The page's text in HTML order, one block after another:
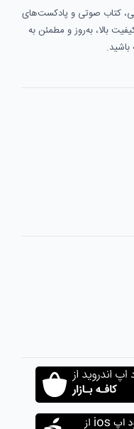
کتاب صوتی و پادکست‌های
بالا، به‌روز و مطمئن به